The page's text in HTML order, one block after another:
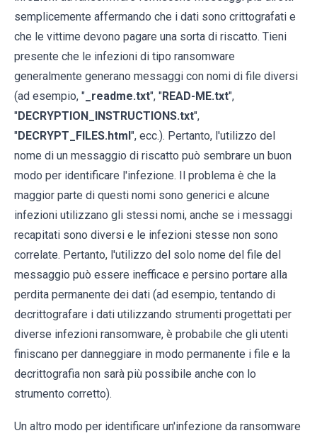
semplicemente affermando che i dati sono crittografati e
che le vittime devono pagare una sorta di riscatto. Tieni
presente che le infezioni di tipo ransomware
generalmente generano messaggi con nomi di file diversi
(ad esempio, " _readme.txt", "READ-ME.txt",
"DECRYPTION_INSTRUCTIONS.txt",
"DECRYPT_FILES.html", ecc.). Pertanto, l'utilizzo del
nome di un messaggio di riscatto può sembrare un buon
modo per identificare l'infezione. Il problema è che la
maggior parte di questi nomi sono generici e alcune
infezioni utilizzano gli stessi nomi, anche se i messaggi
recapitati sono diversi e le infezioni stesse non sono
correlate. Pertanto, l'utilizzo del solo nome del file del
messaggio può essere inefficace e persino portare alla
perdita permanente dei dati (ad esempio, tentando di
decrittografare i dati utilizzando strumenti progettati per
diverse infezioni ransomware, è probabile che gli utenti
finiscano per danneggiare in modo permanente i file e la
decrittografia non sarà più possibile anche con lo
strumento corretto).
Un altro modo per identificare un'infezione da ransomware